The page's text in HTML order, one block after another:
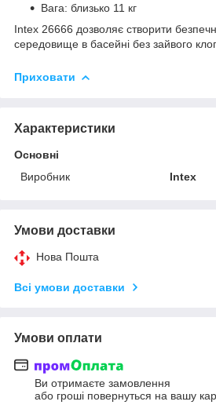
Вага: близько 11 кг
Intex 26666 дозволяє створити
середовище в басейні без зайвого
Приховати
Характеристики
Основні
Виробник
Intex
Умови доставки
Нова Пошта
Всі умови доставки
Умови оплати
Ви отримаєте замовлення
або гроші повернуться на вашу